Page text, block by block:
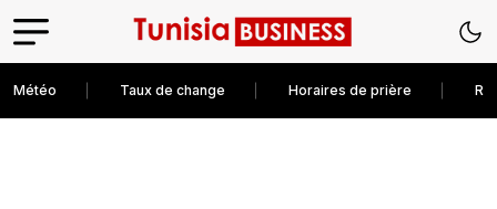
Météo Taux de change Horaires de prière